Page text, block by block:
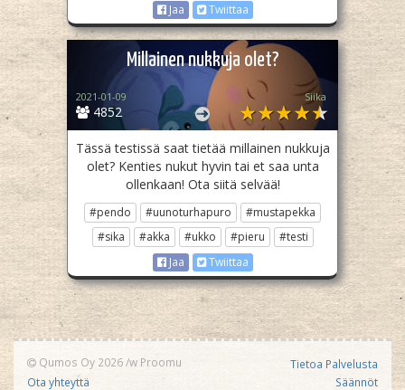
Jaa
Twiittaa
Millainen nukkuja olet?
4852
2021-01-09 Siika
Tässä testissä saat tietää millainen nukkuja
olet? Kenties nukut hyvin tai et saa unta
ollenkaan! Ota siitä selvää!
#pendo #uunoturhapuro
#mustapekka
#sika
#akka #ukko #pieru
#testi
Jaa
Twiittaa
Qumos Oy 2026/w Proomu
Ota yhteyttä
Tietoa Palvelusta
Säännöt